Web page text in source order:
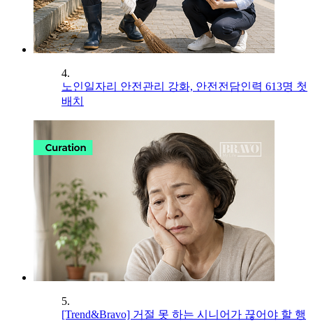
4.
노인일자리 안전관리 강화, 안전전담인력 613명 첫
배치
5.
[Trend&Bravo] 거절 못 하는 시니어가 끊어야 할 행